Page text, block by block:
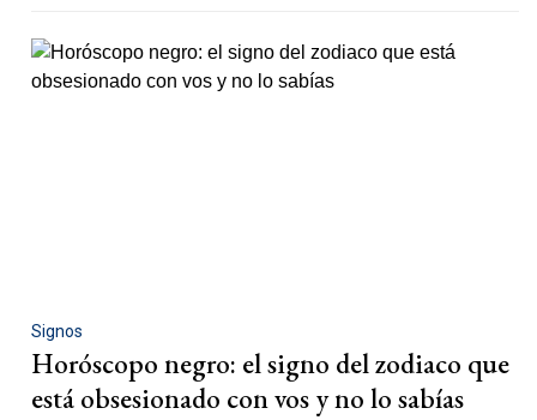
Signos
Horóscopo negro: el signo del zodiaco que
está obsesionado con vos y no lo sabías